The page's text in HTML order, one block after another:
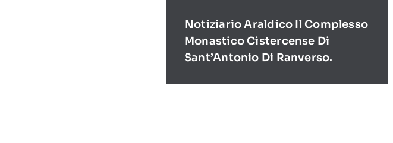
Notiziario Araldico Il Complesso
Monastico Cistercense Di
Sant’Antonio Di Ranverso.